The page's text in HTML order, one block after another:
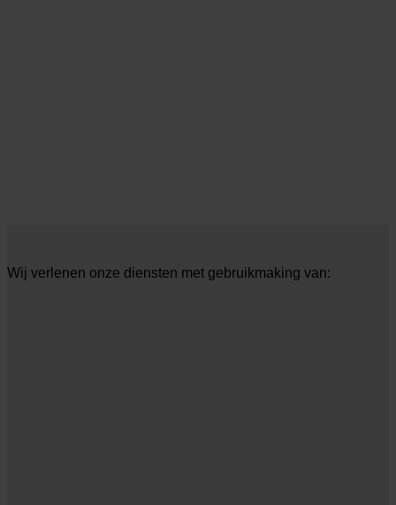
Wij verlenen onze diensten met gebruikmaking van: